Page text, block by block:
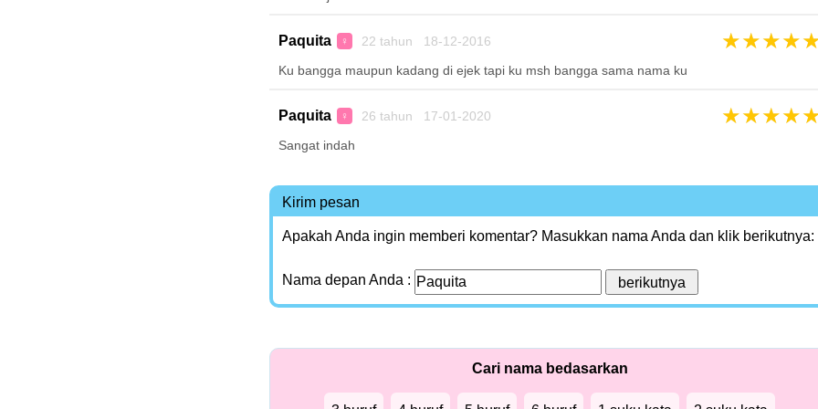
Paquita ♀ 22 tahun 18-12-2016 ★★★★
Ku bangga maupun kadang di ejek tapi ku msh bangga sama nama ku
Paquita ♀ 26 tahun 17-01-2020 ★★★★
Sangat indah
Kirim pesan
Apakah Anda ingin memberi komentar? Masukkan nama Anda dan klik berikutnya:
Nama depan Anda :
Cari nama bedasarkan